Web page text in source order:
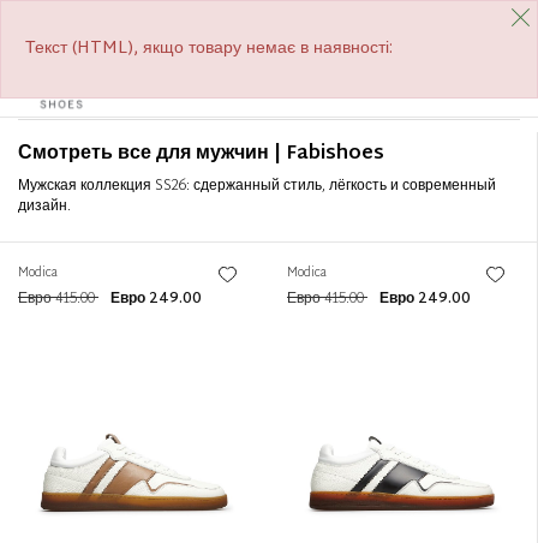
Смотреть все для мужчин | Fabishoes
Мужская коллекция SS26: сдержанный стиль, лёгкость и современный
дизайн.
Modica
Евро 415.00 Евро 249.00
Modica
Евро 415.00 Евро 249.00
Текст (HTML), якщо товару немає в наявності: